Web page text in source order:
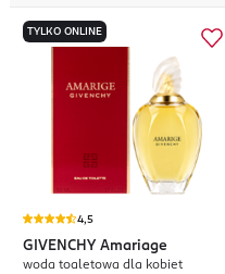
TYLKO ONLINE
4,5
GIVENCHY Amariage
woda toaletowa dla kobiet